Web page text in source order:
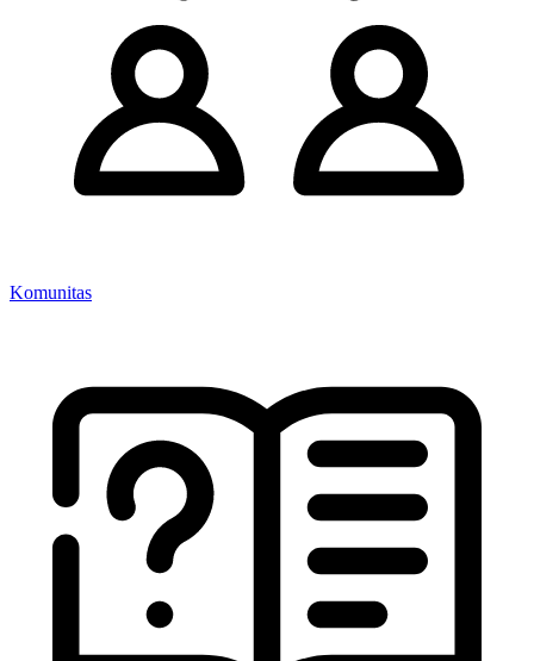
Komunitas